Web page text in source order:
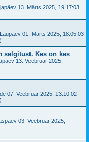
13. Märts 2025, 19:17:03
Laupäev 01. Märts 2025, 18:05:03
selgitust. Kes on kes
13. Veebruar 2025,
07. Veebruar 2025, 13:10:02
03. Veebruar 2025,